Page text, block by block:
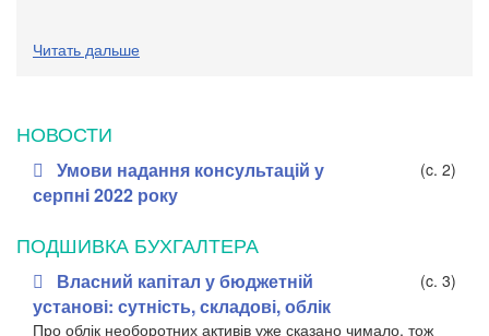
Читать дальше
НОВОСТИ
Умови надання консультацій у
серпнi 2022 року
(c. 2)
ПОДШИВКА БУХГАЛТЕРА
Власний капітал у бюджетній
установі: сутність, складові, облік
(c. 3)
Про облік необоротних активів уже сказано чимало, тож